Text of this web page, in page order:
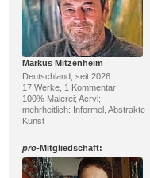
Markus Mitzenheim
Deutschland, seit 2026
17 Werke, 1 Kommentar
100% Malerei; Acryl;
mehrheitlich: Informel, Abstrakte
Kunst
pro-Mitgliedschaft: